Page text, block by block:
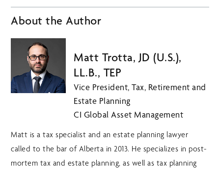
About the Author
Matt Trotta, JD (U.S.),
LL.B., TEP
Vice President, Tax, Retirement and
Estate Planning
CI Global Asset Management
Matt is a tax specialist and an estate planning lawyer
called to the bar of Alberta in 2013. He specializes in post-
mortem tax and estate planning, as well as tax planning